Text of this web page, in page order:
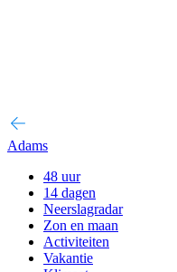
Adams
48 uur
14 dagen
Neerslagradar
Zon en maan
Activiteiten
Vakantie